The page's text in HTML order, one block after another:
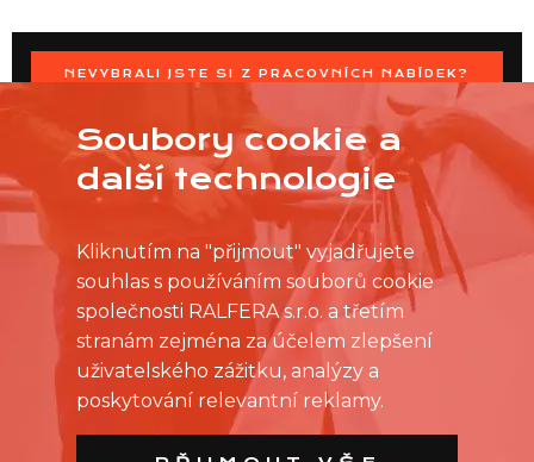
NEVYBRALI JSTE SI Z PRACOVNÍCH NABÍDEK?
OSLOVTE PRODEJNU PŘÍMO S VAŠIMI ČASOVÝMI
MOŽNOSTMI
Soubory cookie a
další technologie
Kliknutím na "přijmout" vyjadřujete
souhlas s používáním souborů cookie
společnosti RALFERA s.r.o. a třetím
stranám zejména za účelem zlepšení
uživatelského zážitku, analýzy a
poskytování relevantní reklamy.